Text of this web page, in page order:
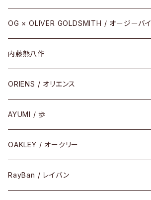
REVIVAL EDITION
HEAVY EDITION
COMBI （コンビシリーズ）
PREMIUM（プレミアムシリーズ）
PLASTIC（プラスティックシリーズ）
SIRMONT（サーモントシリーズ）
メタル
セル
コンビ
OG × OLIVER GOLDSMITH / オージーバイ
メタル
セル
コンビ
内藤熊八作
セル
メタル
コンビ
ORIENS / オリエンス
セルフレーム
メタルフレーム
その他
AYUMI / 歩
セルフレーム
OAKLEY / オークリー
メガネフレーム
RayBan / レイバン